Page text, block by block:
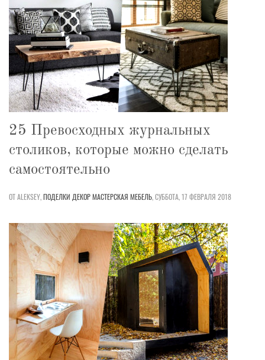
25 Превосходных журнальных
столиков, которые можно сделать
самостоятельно
ОТ ALEKSEY,ПОДЕЛКИ ДЕКОРМАСТЕРСКАЯ МЕБЕЛЬ,СУББОТА, 17 ФЕВРАЛЯ 2018